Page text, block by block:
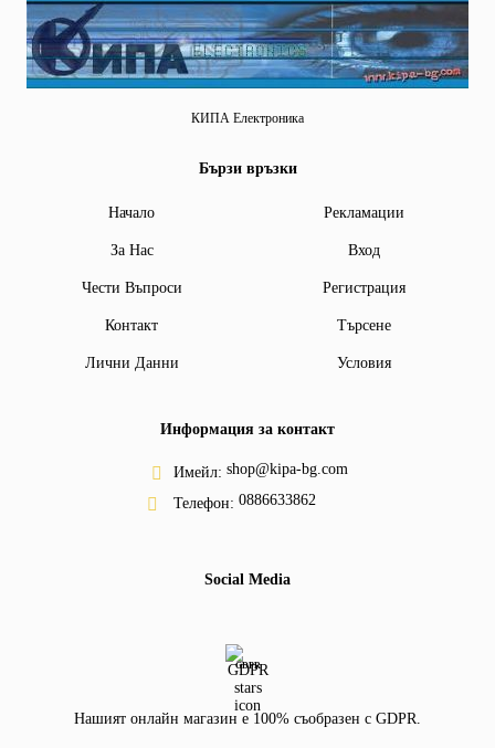
КИПА Електроника
Бързи връзки
Начало Рекламации
За Нас Вход
Чести Въпроси Регистрация
Контакт Търсене
Лични Данни Условия
Информация за контакт
Имейл: shop@kipa-bg.com
Телефон: 0886633862
Social Media
GDPR
Нашият онлайн магазин е 100% съобразен с GDPR.